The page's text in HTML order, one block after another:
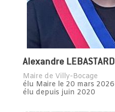
Alexandre LEBASTARD
Maire de Villy-Bocage
élu Maire le 20 mars 2026
élu depuis juin 2020